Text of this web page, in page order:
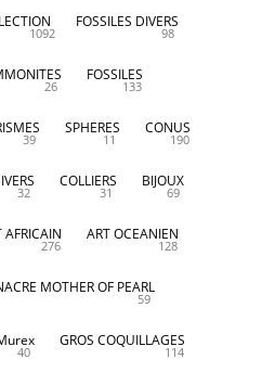
1092
FOSSILES DIVERS
98
26
FOSSILES
133
39
SPHERES
11
CONUS
190
32
COLLIERS
31
BIJOUX
69
AFRICAIN
276
ART OCEANIEN
128
MOTHER OF PEARL
59
40
GROS COQUILLAGES
114